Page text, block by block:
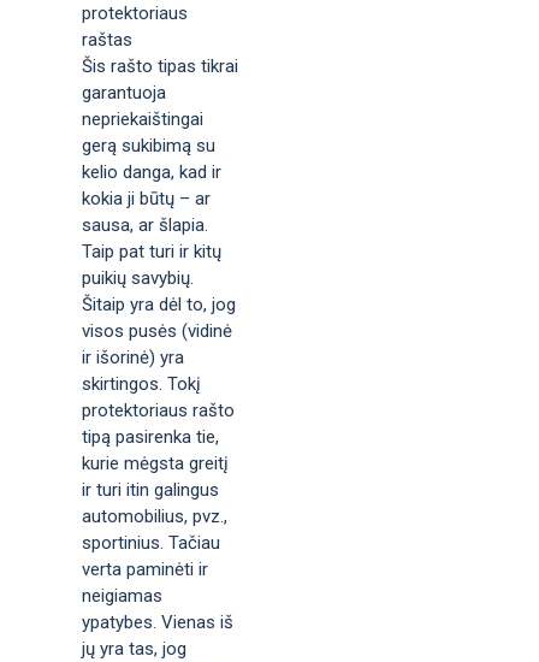
protektoriaus
raštas
Šis rašto tipas tikrai
garantuoja
nepriekaištingai
gerą sukibimą su
kelio danga, kad ir
kokia ji būtų – ar
sausa, ar šlapia.
Taip pat turi ir kitų
puikių savybių.
Šitaip yra dėl to, jog
visos pusės (vidinė
ir išorinė) yra
skirtingos. Tokį
protektoriaus rašto
tipą pasirenka tie,
kurie mėgsta greitį
ir turi itin galingus
automobilius, pvz.,
sportinius. Tačiau
verta paminėti ir
neigiamas
ypatybes. Vienas iš
jų yra tas, jog